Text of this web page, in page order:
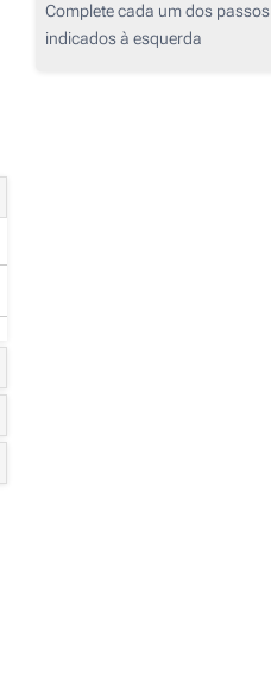
Complete cada um dos passos
indicados à esquerda